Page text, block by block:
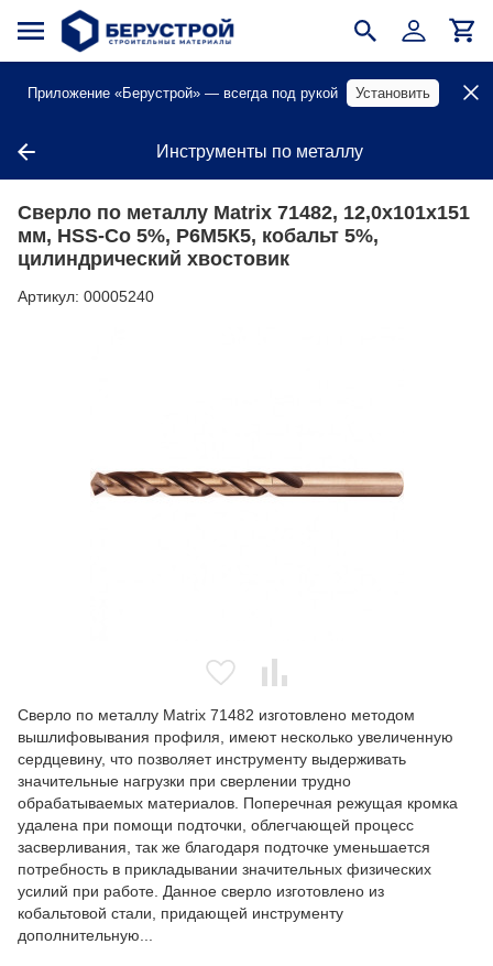
Приложение «Берустрой» — всегда под рукой Установить
Инструменты по металлу
Сверло по металлу Matrix 71482, 12,0х101х151
мм, HSS-Co 5%, Р6М5К5, кобальт 5%,
цилиндрический хвостовик
Артикул: 00005240
Сверло по металлу Matrix 71482 изготовлено методом
вышлифовывания профиля, имеют несколько увеличенную
сердцевину, что позволяет инструменту выдерживать
значительные нагрузки при сверлении трудно
обрабатываемых материалов. Поперечная режущая кромка
удалена при помощи подточки, облегчающей процесс
засверливания, так же благодаря подточке уменьшается
потребность в прикладывании значительных физических
усилий при работе. Данное сверло изготовлено из
кобальтовой стали, придающей инструменту
дополнительную...